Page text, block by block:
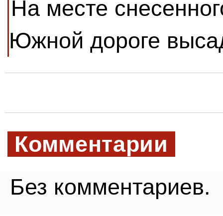
На месте
Южной дороге
Комментарии
Без комментариев.